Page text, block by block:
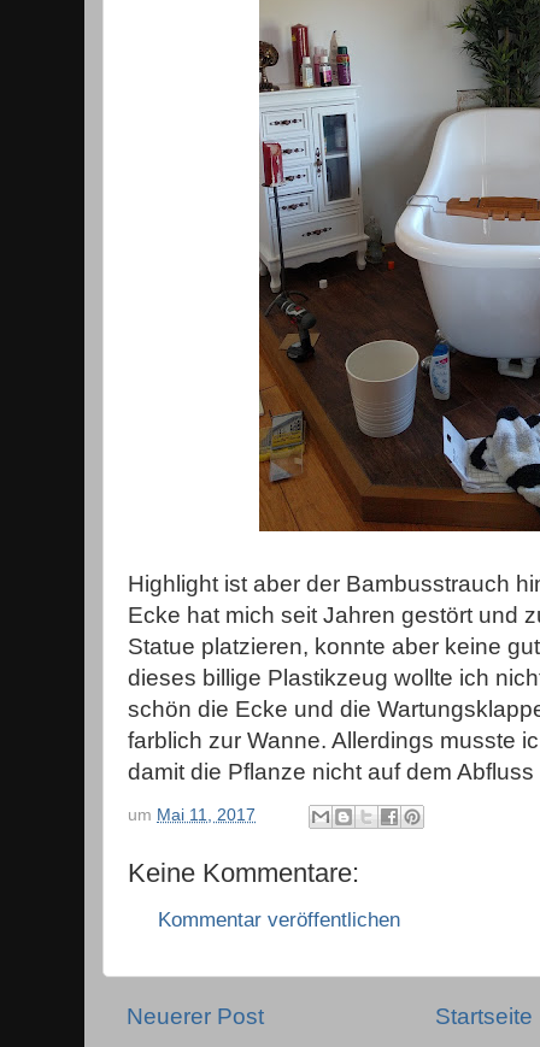
Highlight ist aber der Bambusstrauch
Ecke hat mich seit Jahren gestört und
Statue platzieren, konnte aber keine
dieses billige Plastikzeug wollte ich
schön die Ecke und die
farblich zur Wanne. Allerdings musste
damit die Pflanze nicht auf dem Abfluss
um Mai 11, 2017
Keine Kommentare:
Kommentar veröffentlichen
Neuerer Post Startseite